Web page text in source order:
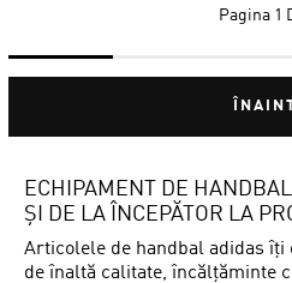
Pagina 1
ECHIPAMENT DE
ȘI DE LA ÎNCEPĂTOR LA
Articolele de handbal adidas îți
de înaltă calitate, încălțăminte